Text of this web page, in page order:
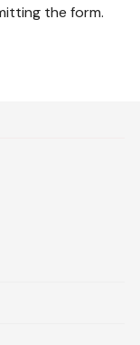
the form.